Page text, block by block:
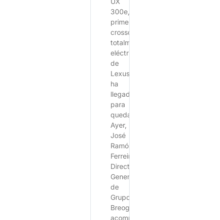
300e,
primer
crossover
totalmente
eléctrico
de
Lexus,
ha
llegado
para
quedarse.
Ayer,
José
Ramón
Ferreiro,
Director
General
de
Grupo
Breogán,
acompañado